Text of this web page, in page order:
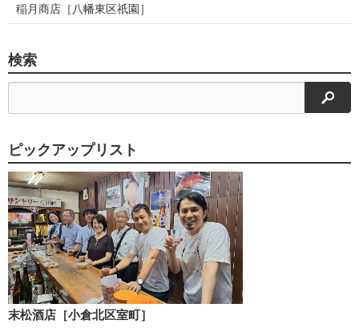
稲月商店［八幡東区祇園］
検索
検索
ピックアップリスト
末松酒店［小倉北区室町］